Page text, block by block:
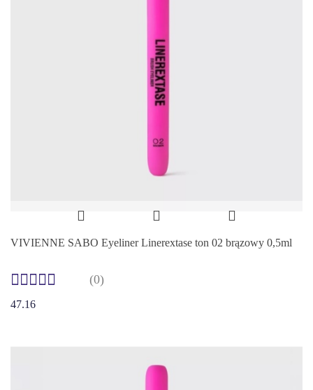
VIVIENNE SABO Eyeliner Linerextase ton 02 brązowy 0,5ml
(0)
47.16